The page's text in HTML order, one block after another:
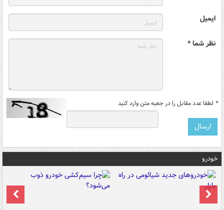
ایمیل
نظر شما *
* لطفا عدد مقابل را در جعبه متن وارد کنید
خودرو